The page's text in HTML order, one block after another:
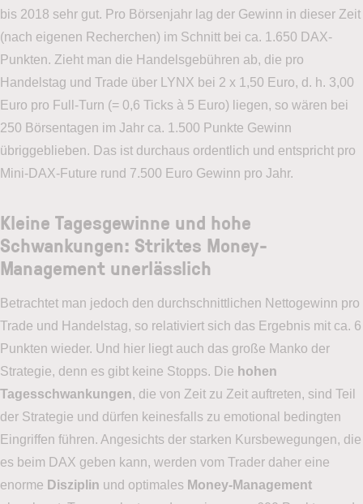
bis 2018 sehr gut. Pro Börsenjahr lag der Gewinn in dieser Zeit
(nach eigenen Recherchen) im Schnitt bei ca. 1.650 DAX-
Punkten. Zieht man die Handelsgebühren ab, die pro
Handelstag und Trade über LYNX bei 2 x 1,50 Euro, d. h. 3,00
Euro pro Full-Turn (= 0,6 Ticks à 5 Euro) liegen, so wären bei
250 Börsentagen im Jahr ca. 1.500 Punkte Gewinn
übriggeblieben. Das ist durchaus ordentlich und entspricht pro
Mini-DAX-Future rund 7.500 Euro Gewinn pro Jahr.
Kleine Tagesgewinne und hohe
Schwankungen: Striktes Money-
Management unerlässlich
Betrachtet man jedoch den durchschnittlichen Nettogewinn pro
Trade und Handelstag, so relativiert sich das Ergebnis mit ca. 6
Punkten wieder. Und hier liegt auch das große Manko der
Strategie, denn es gibt keine Stopps. Die hohen
Tagesschwankungen, die von Zeit zu Zeit auftreten, sind Teil
der Strategie und dürfen keinesfalls zu emotional bedingten
Eingriffen führen. Angesichts der starken Kursbewegungen, die
es beim DAX geben kann, werden vom Trader daher eine
enorme Disziplin und optimales Money-Management